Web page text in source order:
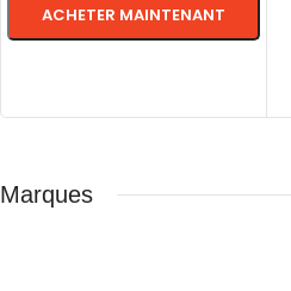
ACHETER MAINTENANT
Marques